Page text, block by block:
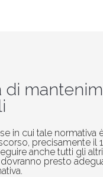
di
in cui tale normativa
precisamente il
anche tutti gli
dovranno presto